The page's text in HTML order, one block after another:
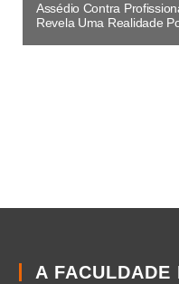
Assédio Contra
Revela Uma Realidade
A FACULDADE